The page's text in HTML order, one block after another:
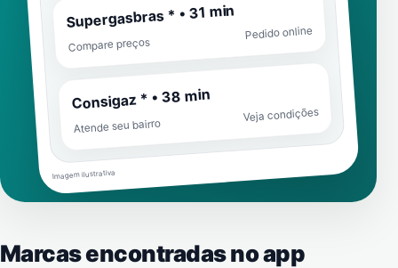
Supergasbras * • 31 min
Compare preços
Pedido online
Consigaz * • 38 min
Atende seu bairro
Veja condições
Imagem ilustrativa
Marcas encontradas no app